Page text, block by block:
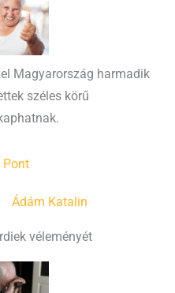
Magyarország harmadik
széles körű
Pont
Ádám Katalin
véleményét